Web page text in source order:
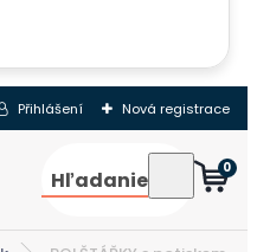
Přihlášení Nová registrace
Hľadanie 0